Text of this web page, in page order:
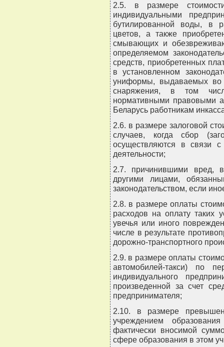
2.5. в размере
индивидуальными
бутилированной воды, в
цветов, а также
смывающих и
определяемом
средств, приобретенных
в установленном
униформы, выдаваемых во
снаряжения, в том
нормативными правовыми
Беларусь работникам
2.6. в размере залоговой
случаев, когда сбор
осуществляются в связи с
деятельности;
2.7. причинившими вред,
другими лицами,
законодательством, если
2.8. в размере оплаты
расходов на оплату таких
увечья или иного
числе в результате
дорожно-транспортного
2.9. в размере оплаты
автомобилей-такси) по
индивидуального
произведенной за счет
предпринимателя;
2.10. в размере
учреждением
фактически вносимой
сфере образования в этом